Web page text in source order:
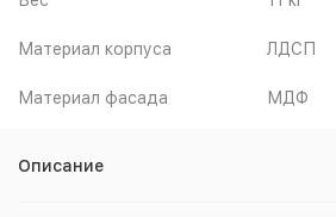
Материал корпуса ЛДСП
Материал фасада МДФ
Описание